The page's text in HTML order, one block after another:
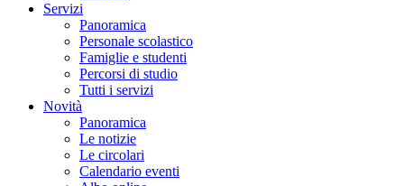
Servizi
Panoramica
Personale scolastico
Famiglie e studenti
Percorsi di studio
Tutti i servizi
Novità
Panoramica
Le notizie
Le circolari
Calendario eventi